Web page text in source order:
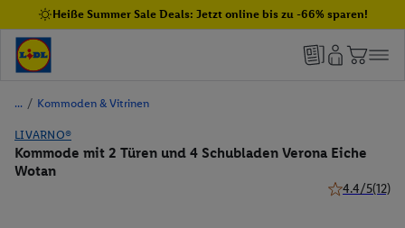
Heiße Summer Sale Deals: Jetzt online bis zu -66% sparen!
/ Kommoden & Vitrinen
LIVARNO®
Kommode mit 2 Türen und 4 Schubladen Verona Eiche
Wotan
4.4/5(12)